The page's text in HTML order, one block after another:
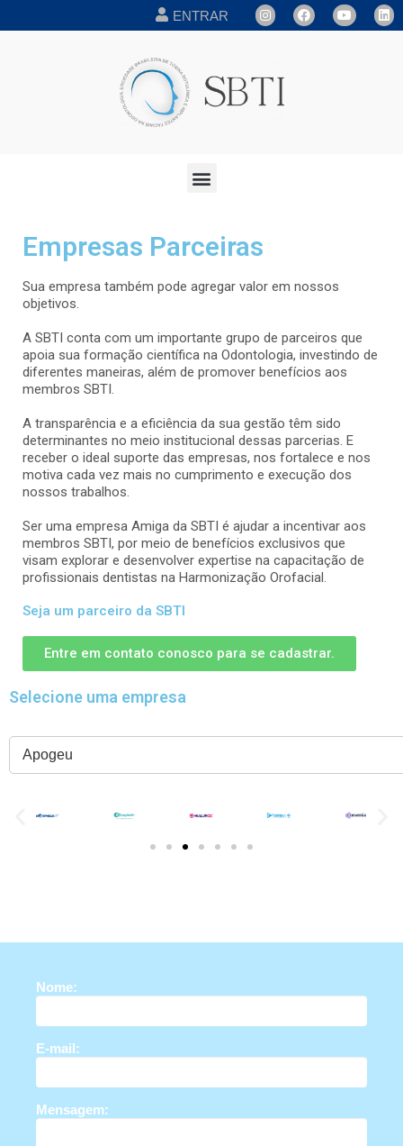
ENTRAR
Empresas Parceiras
Sua empresa também pode agregar valor em nossos
objetivos.
A SBTI conta com um importante grupo de parceiros que
apoia sua formação científica na Odontologia, investindo de
diferentes maneiras, além de promover benefícios aos
membros SBTI.
A transparência e a eficiência da sua gestão têm sido
determinantes no meio institucional dessas parcerias. E
receber o ideal suporte das empresas, nos fortalece e nos
motiva cada vez mais no cumprimento e execução dos
nossos trabalhos.
Ser uma empresa Amiga da SBTI é ajudar a incentivar aos
membros SBTI, por meio de benefícios exclusivos que
visam explorar e desenvolver expertise na capacitação de
profissionais dentistas na Harmonização Orofacial.
Seja um parceiro da SBTI
Entre em contato conosco para se cadastrar.
Selecione uma empresa
Nome:
E-mail:
Mensagem: